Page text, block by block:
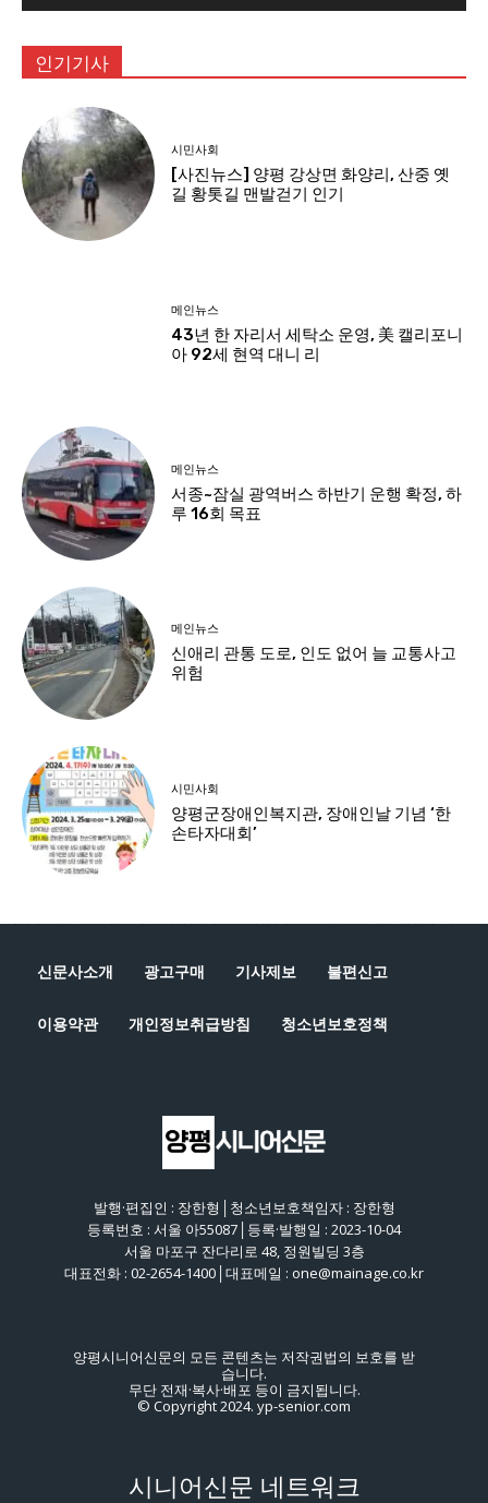
신문사소개 광고구매 기사제보 불편신고
이용약관 개인정보취급방침 청소년보호정책
발행·편집인 : 장한형│청소년보호책임자 : 장한형
등록번호 : 서울 아55087│등록·발행일 : 2023-10-04
서울 마포구 잔다리로 48, 정원빌딩 3층
대표전화 : 02-2654-1400│대표메일 : one@mainage.co.kr
양평시니어신문의 모든 콘텐츠는 저작권법의 보호를 받
습니다.
무단 전재·복사·배포 등이 금지됩니다.
© Copyright 2024. yp-senior.com
시니어신문 네트워크